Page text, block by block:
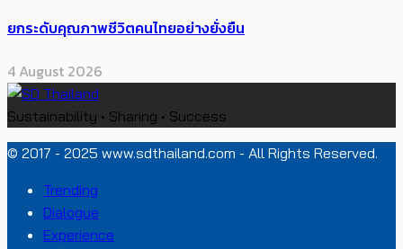
ยกระดับคุณภาพชีวิตคนไทยอย่างยั่งยืน
4 August 2026
Sustainability • Sharing • Success
© 2017 - 2025 www.sdthailand.com - All Rights Reserved.
Trending
Dialogue
Experience